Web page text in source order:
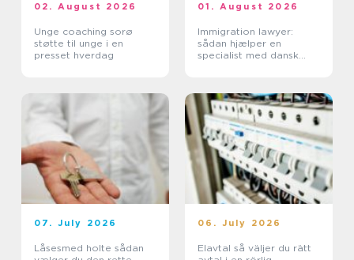
02. August 2026
Unge coaching sorø
støtte til unge i en
presset hverdag
01. August 2026
Immigration lawyer:
sådan hjælper en
specialist med dansk
07. July 2026
Låsesmed holte sådan
06. July 2026
Elavtal så väljer du rätt